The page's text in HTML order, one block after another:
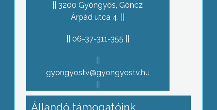
3200 Gyöngyös, Göncz
Árpád utca 4.
06-37-311-355
gyongyostv@gyongyostv.hu
Állandó támogatóink